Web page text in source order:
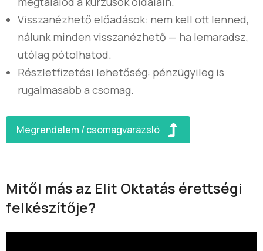
Visszanézhető előadások: nem kell ott lenned,
nálunk minden visszanézhető — ha lemaradsz,
utólag pótolhatod.
Részletfizetési lehetőség: pénzügyileg is
rugalmasabb a csomag.
Megrendelem / csomagvarázsló
Mitől más az Elit Oktatás érettségi
felkészítője?